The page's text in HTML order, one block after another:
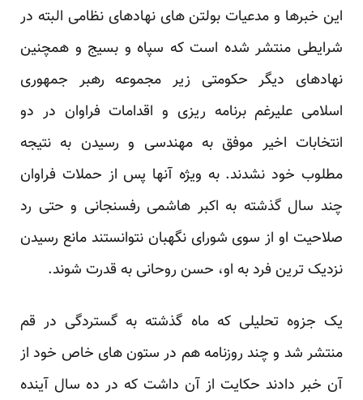
این خبرها و مدعیات بولتن های نهادهای نظامی البته در
شرایطی منتشر شده است که سپاه و بسیج و همچنین
نهادهای دیگر حکومتی زیر مجموعه رهبر جمهوری
اسلامی علیرغم برنامه ریزی و اقدامات فراوان در دو
انتخابات اخیر موفق به مهندسی و رسیدن به نتیجه
مطلوب خود نشدند. به ویژه آنها پس از حملات فراوان
چند سال گذشته به اکبر هاشمی رفسنجانی و حتی رد
صلاحیت او از سوی شورای نگهبان نتوانستند مانع رسیدن
نزدیک ترین فرد به او، حسن روحانی به قدرت شوند.
یک جزوه تحلیلی که ماه گذشته به گستردگی در قم
منتشر شد و چند روزنامه هم در ستون های خاص خود از
آن خبر دادند حکایت از آن داشت که در ده سال آینده